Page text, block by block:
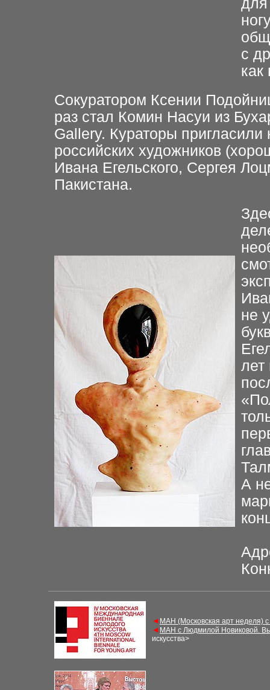
для
с
как
Сокуратором Ксении
раз стал Комин Насуи из
Gallery. Кураторы
российских художников
Ивана Егельского, Сергея
Пакистана.
не
лет
А
◄ МАН (Московская арт неделя)
◄ МАН с Людмилой Новиковой.
искусства>